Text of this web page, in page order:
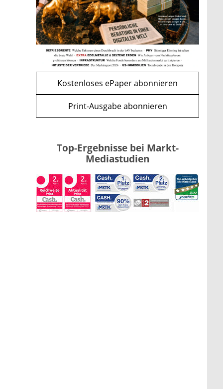
WEITERE ARTIKEL
zurückweiter
Kind möglich
mehr
Kostenloses ePaper abonnieren
Print-Ausgabe abonnieren
Top-Ergebnisse bei Markt-
Mediastudien